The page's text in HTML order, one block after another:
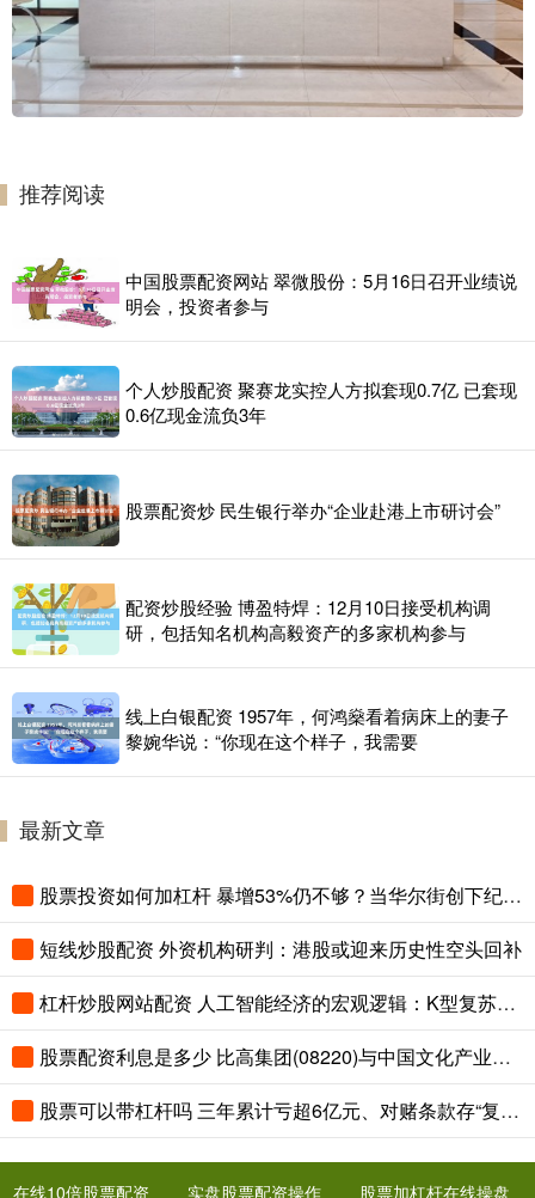
推荐阅读
中国股票配资网站 翠微股份：5月16日召开业绩说
明会，投资者参与
个人炒股配资 聚赛龙实控人方拟套现0.7亿 已套现
0.6亿现金流负3年
股票配资炒 民生银行举办“企业赴港上市研讨会”
配资炒股经验 博盈特焊：12月10日接受机构调
研，包括知名机构高毅资产的多家机构参与
线上白银配资 1957年，何鸿燊看着病床上的妻子
黎婉华说：“你现在这个样子，我需要
最新文章
股票投资如何加杠杆 暴增53%仍不够？当华尔街创下纪录，欧洲大行的好业绩反而成了“不及格”
短线炒股配资 外资机构研判：港股或迎来历史性空头回补
杠杆炒股网站配资 人工智能经济的宏观逻辑：K型复苏还是历史的拐点？
股票配资利息是多少 比高集团(08220)与中国文化产业集团订立一份合营股东协议
股票可以带杠杆吗 三年累计亏超6亿元、对赌条款存“复活”机制，艺妙生物IPO成色几何
在线10倍股票配资 实盘股票配资操作 股票加杠杆在线操盘